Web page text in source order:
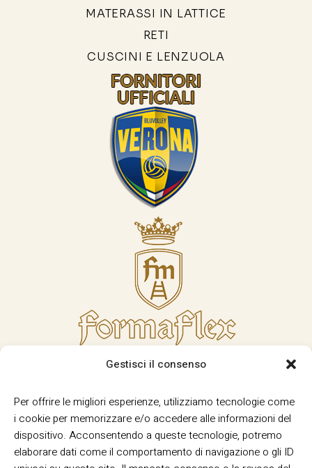
Gestisci il consenso
Per offrire le migliori esperienze, utilizziamo tecnologie come
i cookie per memorizzare e/o accedere alle informazioni del
dispositivo. Acconsentendo a queste tecnologie, potremo
elaborare dati come il comportamento di navigazione o gli ID
MATERASSI IN LATTICE
RETI
CUSCINI E LENZUOLA